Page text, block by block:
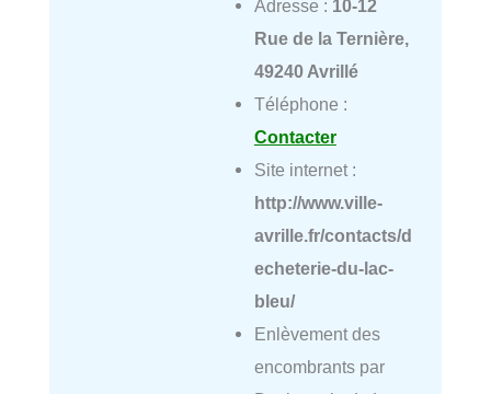
Adresse : 10-12
Rue de la Ternière,
49240 Avrillé
Téléphone :
Contacter
Site internet :
http://www.ville-
avrille.fr/contacts/d
echeterie-du-lac-
bleu/
Enlèvement des
encombrants par